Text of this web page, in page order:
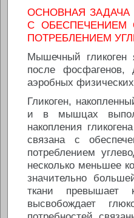
ОСНОВНАЯ ЗАДАЧА
С ОБЕСПЕЧЕНИЕМ
ПОТРЕБЛЕНИЕМ
Мышечный гликоген
после фосфагенов,
аэробных физических
Гликоген,
и в мышцах
накопления
связана с
потреблением
несколько меньшее
значительно
ткани превышает
высвобождает